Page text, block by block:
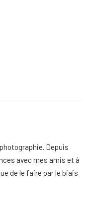
Depuis
avec mes amis et à
de le faire par le biais